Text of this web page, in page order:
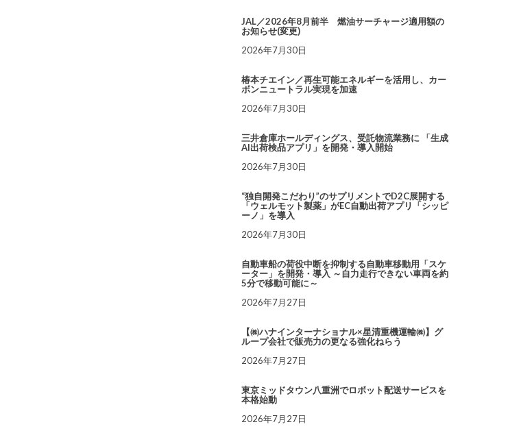
JAL／2026年8月前半 燃油サーチャージ適用額の
お知らせ(変更)
2026年7月30日
椿本チエイン／再生可能エネルギーを活用し、カー
ボンニュートラル実現を加速
2026年7月30日
三井倉庫ホールディングス、受託物流業務に 「生成
AI出荷検品アプリ」を開発・導入開始
2026年7月30日
“独自開発こだわり”のサプリメントでD2C展開する
「ウェルモット製薬」がEC自動出荷アプリ「シッピ
ーノ」を導入
2026年7月30日
自動車船の荷役中断を抑制する自動車移動用「スケ
ーター」を開発・導入 ～自力走行できない車両を約
5分で移動可能に～
2026年7月27日
【㈱ハナインターナショナル×星清重機運輸㈱】グ
ループ会社で販売力の更なる強化ねらう
2026年7月27日
東京ミッドタウン八重洲でロボット配送サービスを
本格始動
2026年7月27日